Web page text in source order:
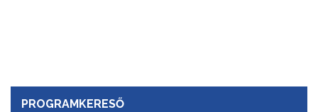
PROGRAMKERESŐ